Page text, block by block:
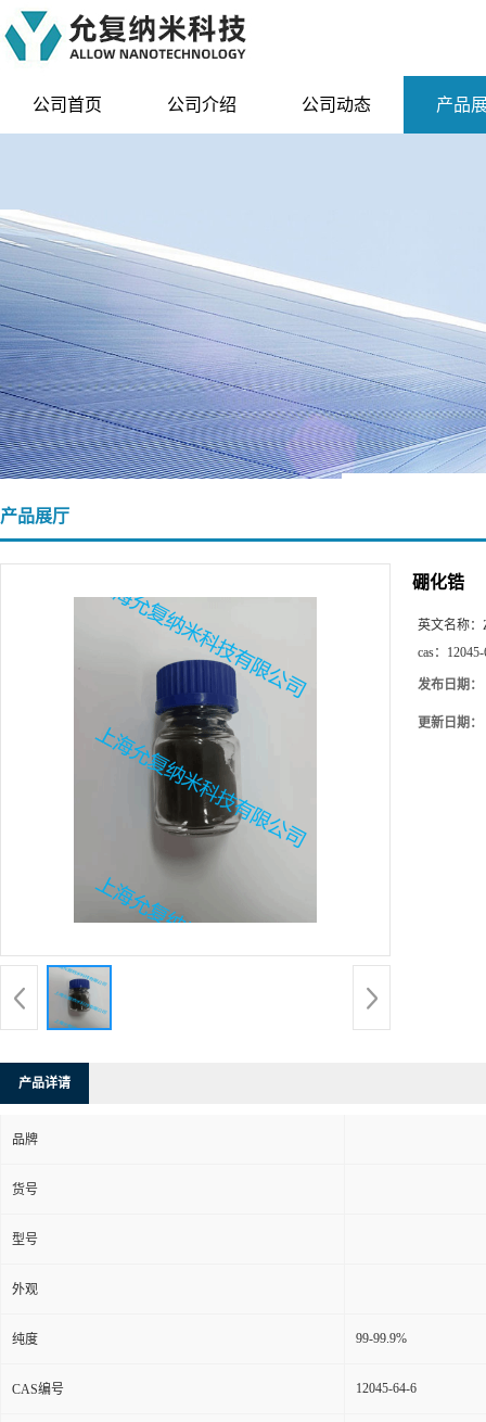
公司首页 公司介绍 公司动态 产品
产品展厅
硼化锆
英文名称：
cas：
发布日期：
更新日期：
产品详请
品牌
货号
型号
外观
纯度 99-99.9%
CAS编号 12045-64-6